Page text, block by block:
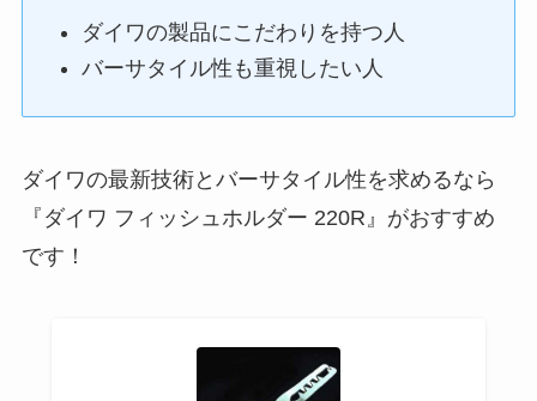
ダイワの製品にこだわりを持つ人
バーサタイル性も重視したい人
ダイワの最新技術とバーサタイル性を求めるなら
『ダイワ フィッシュホルダー 220R』がおすすめ
です！